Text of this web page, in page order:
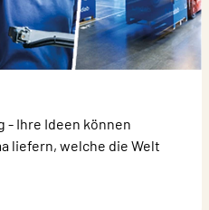
- Ihre Ideen können
liefern, welche die Welt